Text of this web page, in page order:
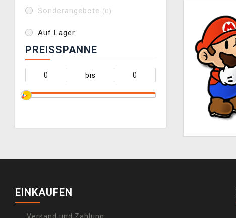
Sonderangebote (0)
Auf Lager
PREISSPANNE
bis
EINKAUFEN